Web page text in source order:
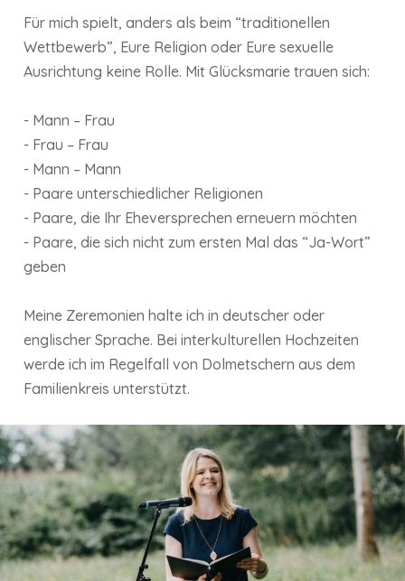
Für mich spielt, anders als beim “traditionellen
Wettbewerb”, Eure Religion oder Eure sexuelle
Ausrichtung keine Rolle. Mit Glücksmarie trauen sich:
- Mann – Frau
- Frau – Frau
- Mann – Mann
- Paare unterschiedlicher Religionen
- Paare, die Ihr Eheversprechen erneuern möchten
- Paare, die sich nicht zum ersten Mal das “Ja-Wort”
geben
Meine Zeremonien halte ich in deutscher oder
englischer Sprache. Bei interkulturellen Hochzeiten
werde ich im Regelfall von Dolmetschern aus dem
Familienkreis unterstützt.